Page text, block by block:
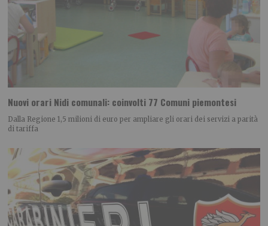
Nuovi orari Nidi comunali: coinvolti 77 Comuni piemontesi
Dalla Regione 1,5 milioni di euro per ampliare gli orari dei servizi a parità
di tariffa